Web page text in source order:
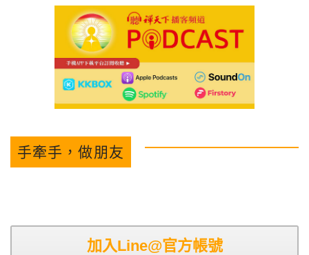
手牽手，做朋友
加入Line@官方帳號